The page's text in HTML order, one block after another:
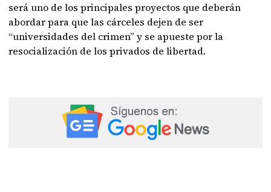
será uno de los principales proyectos que deberán
abordar para que las cárceles dejen de ser
“universidades del crimen” y se apueste por la
resocialización de los privados de libertad.